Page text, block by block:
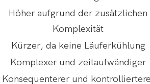
Höher aufgrund der zusätzlichen
Komplexität
Kürzer, da keine Läuferkühlung
Komplexer und zeitaufwändiger
Konsequenterer und